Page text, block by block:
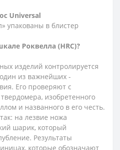
Universal
упакованы в блистер
Роквелла (HRC)?
изделий контролируется
из важнейших -
Его проверяют с
изобретенного
и названного в его честь.
на лезвие ножа
шарик, который
Результаты
которые обозначают